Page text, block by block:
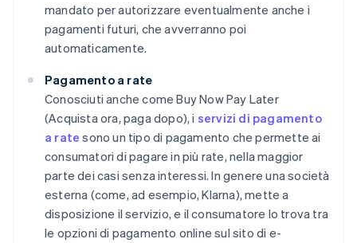
mandato per autorizzare eventualmente anche i
pagamenti futuri, che avverranno poi
automaticamente.
Pagamento a rate
Conosciuti anche come Buy Now Pay Later
(Acquista ora, paga dopo), i servizi di pagamento
a rate sono un tipo di pagamento che permette ai
consumatori di pagare in più rate, nella maggior
parte dei casi senza interessi. In genere una società
esterna (come, ad esempio, Klarna), mette a
disposizione il servizio, e il consumatore lo trova tra
le opzioni di pagamento online sul sito di e-